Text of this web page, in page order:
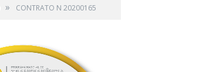
» CONTRATO N 20200165